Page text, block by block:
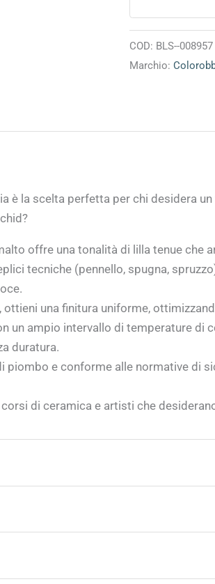
COD: BLS--008957
Marchio:
è la scelta perfetta per chi desidera
offre una tonalità di lilla tenue che
tecniche (pennello, spugna,
ottieni una finitura uniforme,
un ampio intervallo di temperature di
duratura.
piombo e conforme alle normative di
di ceramica e artisti che
seguire la temperatura di cottura
corretta fusione dello smalto,
adeguata per evitare
strumenti: